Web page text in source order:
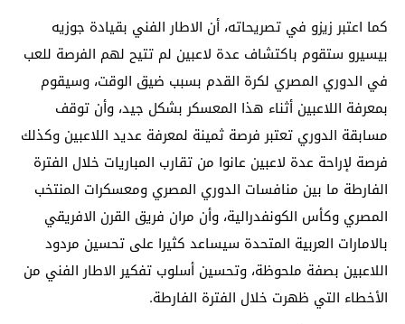
كما اعتبر زيزو في تصريحاته، أن الاطار الفني بقيادة جوزيه
بيسيرو ستقوم باكتشاف عدة لاعبين لم تتيح لهم الفرصة للعب
في الدوري المصري لكرة القدم بسبب ضيق الوقت، وسيقوم
بمعرفة اللاعبين أثناء هذا المعسكر بشكل جيد، وأن توقف
مسابقة الدوري تعتبر فرصة ثمينة لمعرفة عديد اللاعبين وكذلك
فرصة لإراحة عدة لاعبين عانوا من تقارب المباريات خلال الفترة
الفارطة ما بين منافسات الدوري المصري ومعسكرات المنتخب
المصري وكأس الكونفدرالية، وأن مران فريق القرن الافريقي
بالامارات العربية المتحدة سيساعد كثيرا على تحسين مردود
اللاعبين بصفة ملحوظة، وتحسين أسلوب تفكير الاطار الفني من
الأخطاء التي ظهرت خلال الفترة الفارطة.